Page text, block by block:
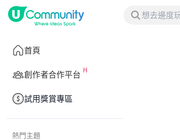
首頁
創作者合作平台
試用獎賞專區
熱門主題